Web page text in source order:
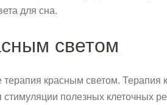
для сна.
светом
терапия красным светом.
стимуляции полезных клеточных